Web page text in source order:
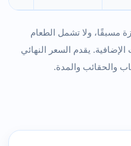
مسبقًا، ولا تشمل الطعام
يقدم السعر النهائي
والحقائب والمدة.